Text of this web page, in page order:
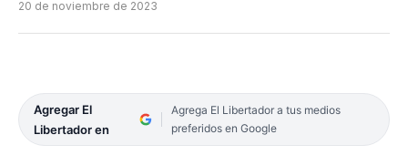
20 de noviembre de 2023
Agregar El
Libertador en
Agrega El Libertador a tus medios
preferidos en Google